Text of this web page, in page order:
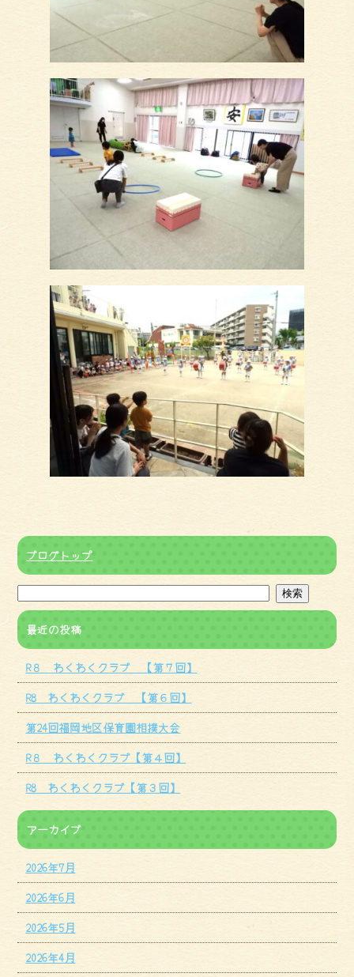
ブログトップ
最近の投稿
R８ わくわくクラブ 【第７回】
R8 わくわくクラブ 【第６回】
第24回福岡地区保育園相撲大会
R８ わくわくクラブ【第４回】
R8 わくわくクラブ【第３回】
アーカイブ
2026年7月
2026年6月
2026年5月
2026年4月